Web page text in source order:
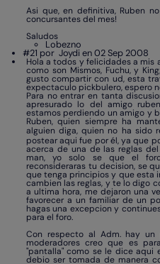
Asi que, en definitiva, Ruben
concursantes del mes!
Saludos
Lobezno
#21 por Joydi en 02 Sep 2008
Hola a todos y felicidades a mis
como son Mismos, Fuchu, y
gusto compartir con ud, esta
expectaculo pickbulero, espero
Para no entrar en tanta
apresurado lo del amigo
estamos perdiendo un amigo y
Ruben, quien siempre ha
alguien diga, quien no ha sido
postear aqui fue por él, ya que
acerca de una de las reglas
man, yo solo se que el
reconsideraras tu decision, se
que tenga principios y que esta
cambien las reglas, y te lo digo
a ultima hora, me dejaron una
favorecer a un familiar de un
hagas una excepcion y
para el foro.
Con respecto al Adm. hay
moderadores creo que es
"pantalla" como se le dice aqui
debio ser tomada de manera